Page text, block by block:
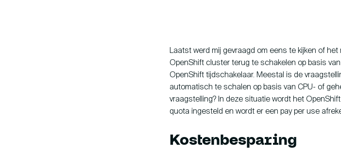
hallo@hcs-company.com
Laatst werd mij gevraagd om eens te kijken of
OpenShift cluster terug te schakelen op basis
OpenShift tijdschakelaar. Meestal is de
automatisch te schalen op basis van CPU- of
vraagstelling? In deze situatie wordt het
quota ingesteld en wordt er een pay per use
Kostenbesparing